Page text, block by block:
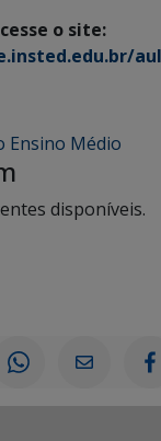
o site:
Ensino Médio
disponíveis.